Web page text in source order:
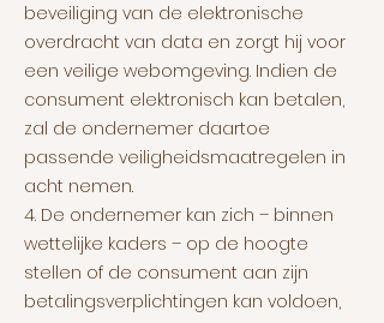
beveiliging van de elektronische
overdracht van data en zorgt hij voor
een veilige webomgeving. Indien de
consument elektronisch kan betalen,
zal de ondernemer daartoe
passende veiligheidsmaatregelen in
acht nemen.
4. De ondernemer kan zich – binnen
wettelijke kaders – op de hoogte
stellen of de consument aan zijn
betalingsverplichtingen kan voldoen,